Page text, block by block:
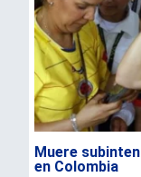
Muere
en Colombia